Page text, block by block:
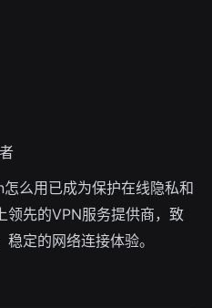
么用已成为保护在线隐私和
领先的VPN服务提供商，致
定的网络连接体验。